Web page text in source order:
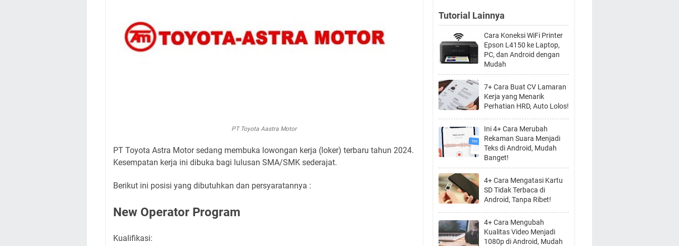
PT Toyota Aastra Motor
PT Toyota Astra Motor sedang membuka lowongan kerja (loker) terbaru tahun 2024.
Kesempatan kerja ini dibuka bagi lulusan SMA/SMK sederajat.
Berikut ini posisi yang dibutuhkan dan persyaratannya :
New Operator Program
Kualifikasi:
Tutorial Lainnya
Cara Koneksi WiFi Printer
Epson L4150 ke Laptop,
PC, dan Android dengan
Mudah
7+ Cara Buat CV Lamaran
Kerja yang Menarik
Perhatian HRD, Auto Lolos!
Ini 4+ Cara Merubah
Rekaman Suara Menjadi
Teks di Android, Mudah
Banget!
4+ Cara Mengatasi Kartu
SD Tidak Terbaca di
Android, Tanpa Ribet!
4+ Cara Mengubah
Kualitas Video Menjadi
1080p di Android, Mudah